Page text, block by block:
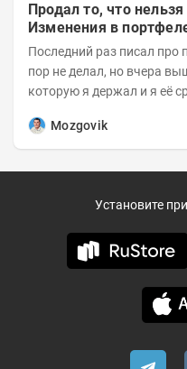
Продал то, что
Изменения в
Последний раз писал про портфель 30 июня и сделок с тех
пор не делал, но вчера
которую я держал и я её сразу
Mozgovik
Установите